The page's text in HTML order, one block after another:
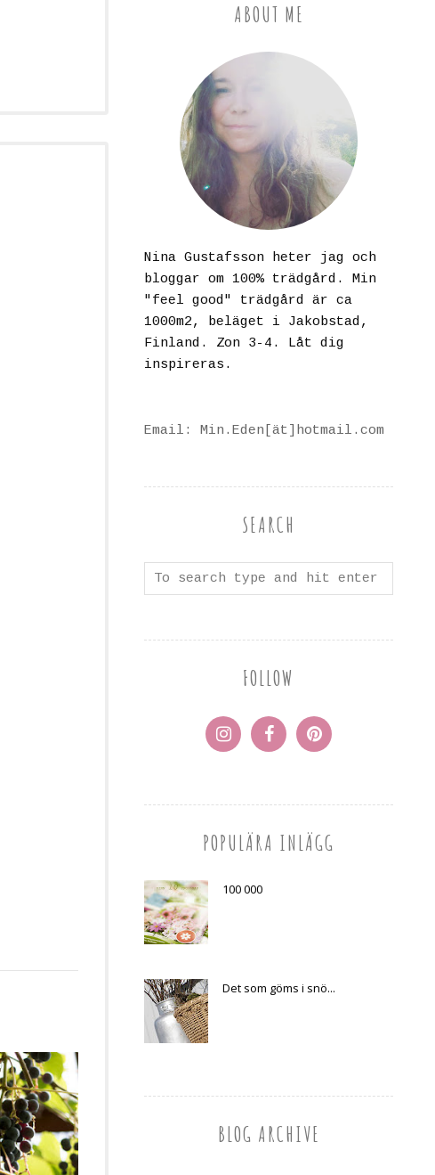
ABOUT ME
Nina Gustafsson heter jag och
bloggar om 100% trädgård. Min
"feel good" trädgård är ca
1000m2, beläget i Jakobstad,
Finland. Zon 3-4. Låt dig
inspireras.
Email: Min.Eden[ät]hotmail.com
SEARCH
FOLLOW
POPULÄRA INLÄGG
100 000
Det som göms i snö...
BLOG ARCHIVE